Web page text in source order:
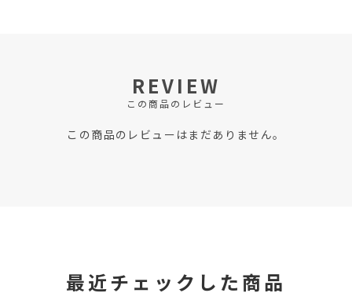
REVIEW
この商品のレビュー
この商品のレビューはまだありません。
最近チェックした商品